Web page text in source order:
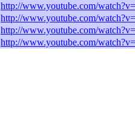
http://www.youtube.com/
http://www.youtube.com/
http://www.youtube.com/
http://www.youtube.com/